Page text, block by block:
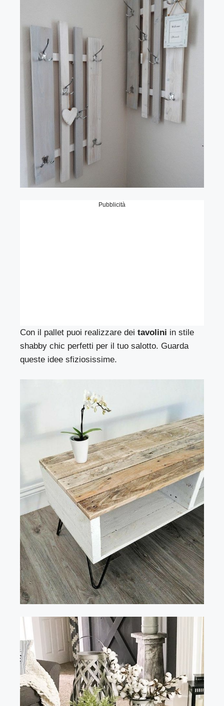
Pubblicità
Con il pallet puoi realizzare dei tavolini in stile
shabby chic perfetti per il tuo salotto. Guarda
queste idee sfiziosissime.